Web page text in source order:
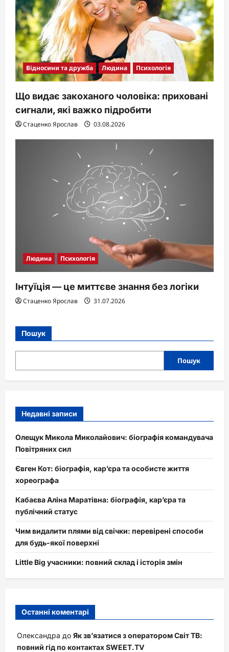
Відносини та дружба Людина Психологія
Що видає закоханого чоловіка: приховані
сигнали, які важко підробити
Стаценко Ярослав 03.08.2026
Людина Психологія
Інтуїція — це миттєве знання без логіки
Стаценко Ярослав 31.07.2026
Пошук
Пошук
Недавні записи
Олещук Микола Миколайович: біографія командувача
Повітряних сил
Євген Кот: біографія, кар’єра та особисте життя
хореографа
Кабаєва Аліна Маратівна: біографія, кар’єра та
публічний статус
Чим видалити плями від свічки: перевірені способи
для будь-якої поверхні
Little Big учасники: повний склад і історія змін
Останні коментарі
Олександра до Як зв’язатися з оператором Світ ТВ:
повний гід по контактах SWEET.TV